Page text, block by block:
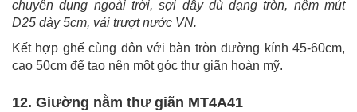
chuyên dụng ngoài trời, sợi dây dù dạng tròn, nệm mút
D25 dày 5cm, vải trượt nước VN.
Kết hợp ghế cùng đôn với bàn tròn đường kính 45-60cm,
cao 50cm để tạo nên một góc thư giãn hoàn mỹ.
12. Giường nằm thư giãn MT4A41